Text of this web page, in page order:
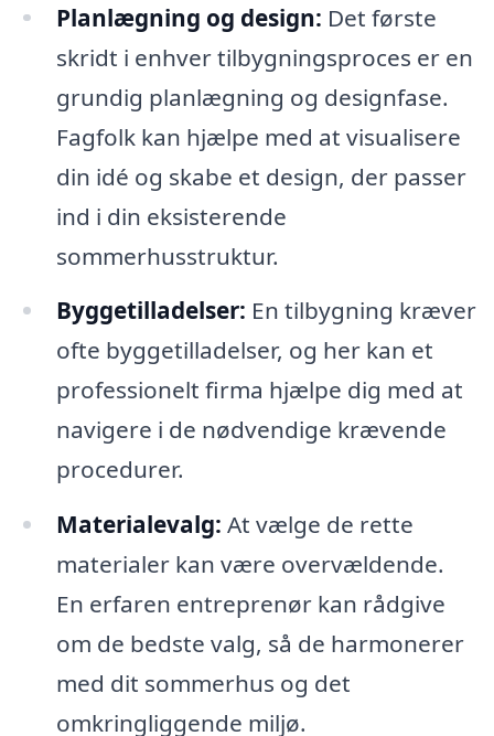
Planlægning og design: Det første
skridt i enhver tilbygningsproces er en
grundig planlægning og designfase.
Fagfolk kan hjælpe med at visualisere
din idé og skabe et design, der passer
ind i din eksisterende
sommerhusstruktur.
Byggetilladelser: En tilbygning kræver
ofte byggetilladelser, og her kan et
professionelt firma hjælpe dig med at
navigere i de nødvendige krævende
procedurer.
Materialevalg: At vælge de rette
materialer kan være overvældende.
En erfaren entreprenør kan rådgive
om de bedste valg, så de harmonerer
med dit sommerhus og det
omkringliggende miljø.